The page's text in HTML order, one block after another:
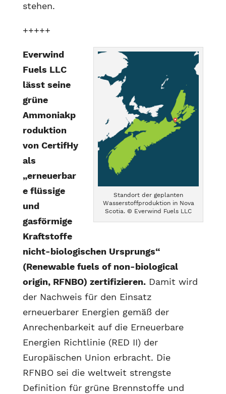
stehen.
+++++
Standort der geplanten
Wasserstoffproduktion in Nova
Scotia. © Everwind Fuels LLC
Everwind
Fuels LLC
lässt seine
grüne
Ammoniakp
roduktion
von CertifHy
als
„erneuerbar
e flüssige
und
gasförmige
Kraftstoffe
nicht-biologischen Ursprungs“
(Renewable fuels of non-biological
origin, RFNBO) zertifizieren.Damit wird
der Nachweis für den Einsatz
erneuerbarer Energien gemäß der
Anrechenbarkeit auf die Erneuerbare
Energien Richtlinie (RED II) der
Europäischen Union erbracht. Die
RFNBO sei die weltweit strengste
Definition für grüne Brennstoffe und